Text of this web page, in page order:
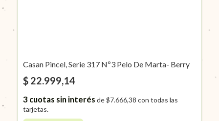
Casan Pincel, Serie 317 Nº3 Pelo De Marta- Berry
$ 22.999,14
3cuotas sin interés de$7.666,38 con todas las
tarjetas.